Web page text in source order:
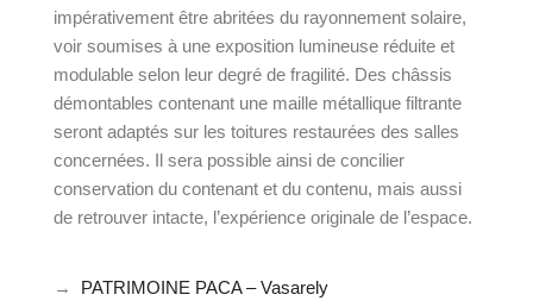
impérativement être abritées du rayonnement solaire,
voir soumises à une exposition lumineuse réduite et
modulable selon leur degré de fragilité. Des châssis
démontables contenant une maille métallique filtrante
seront adaptés sur les toitures restaurées des salles
concernées. Il sera possible ainsi de concilier
conservation du contenant et du contenu, mais aussi
de retrouver intacte, l’expérience originale de l’espace.
→ PATRIMOINE PACA – Vasarely